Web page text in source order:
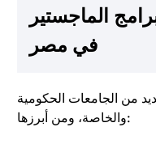
الماجستير
في مصر
من الجامعات الحكومية
والخاصة، ومن أبرزها: